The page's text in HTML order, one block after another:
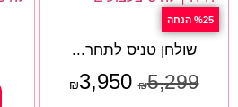
%25 הנחה
שולחן טניס לתחר...
₪5,299
₪3,950